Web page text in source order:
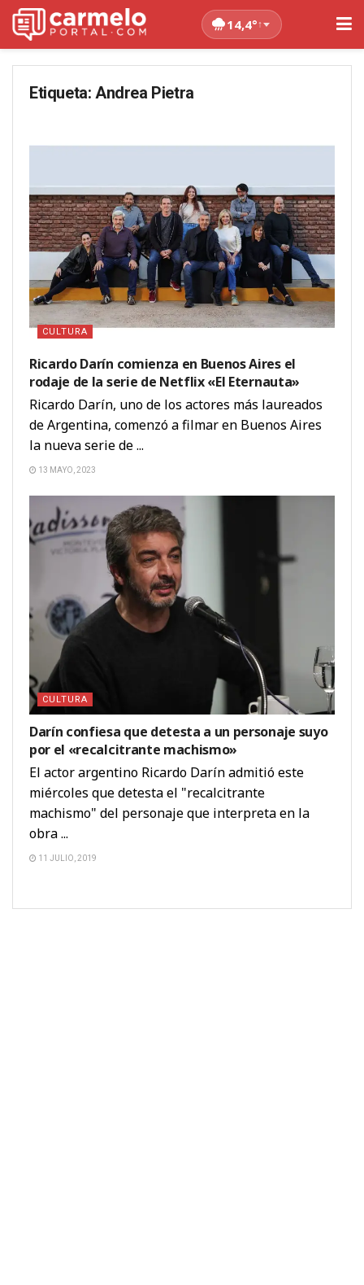
14,4°↑
Etiqueta: Andrea Pietra
CULTURA
Ricardo Darín comienza en Buenos Aires el
rodaje de la serie de Netflix «El Eternauta»
Ricardo Darín, uno de los actores más laureados
de Argentina, comenzó a filmar en Buenos Aires
la nueva serie de ...
13 MAYO, 2023
CULTURA
Darín confiesa que detesta a un personaje suyo
por el «recalcitrante machismo»
El actor argentino Ricardo Darín admitió este
miércoles que detesta el "recalcitrante
machismo" del personaje que interpreta en la
obra ...
11 JULIO, 2019